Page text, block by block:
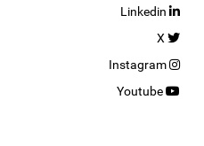
Linkedin
X
Instagram
Youtube